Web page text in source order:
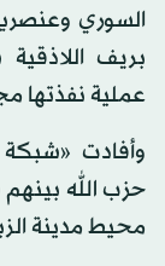
السوري
بريف
عملية نفذتها
وأفادت «شبكة
حزب الله بينهم
محيط مدينة